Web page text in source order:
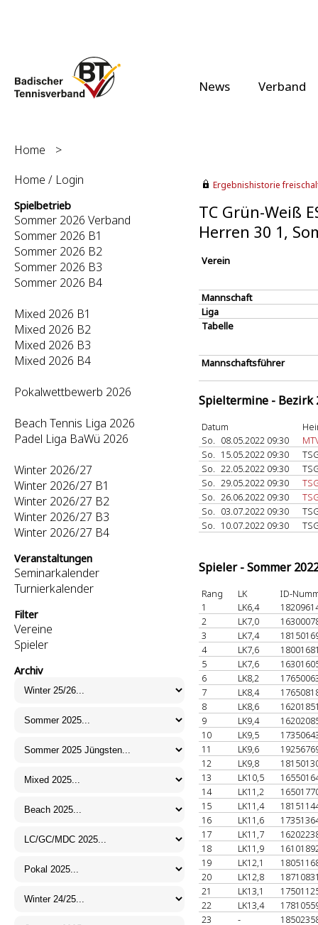
News Verband
Home
>
Home / Login
Spielbetrieb
Sommer 2026 Verband
Sommer 2026 B1
Sommer 2026 B2
Sommer 2026 B3
Sommer 2026 B4
Mixed 2026 B1
Mixed 2026 B2
Mixed 2026 B3
Mixed 2026 B4
Pokalwettbewerb 2026
Beach Tennis Liga 2026
Padel Liga BaWü 2026
Winter 2026/27
Winter 2026/27 B1
Winter 2026/27 B2
Winter 2026/27 B3
Winter 2026/27 B4
Veranstaltungen
Seminarkalender
Turnierkalender
Filter
Vereine
Spieler
Archiv
Ergebnishistorie
TC Grün-Weiß
Herren 30 1,
Verein
Mannschaft
Liga
Tabelle
Mannschaftsführer
Spieltermine - Bezirk
Datum
So. 08.05.2022 09:30
So. 15.05.2022 09:30
So. 22.05.2022 09:30
So. 29.05.2022 09:30
So. 26.06.2022 09:30
So. 03.07.2022 09:30
So. 10.07.2022 09:30
Spieler - Sommer
Rang LK
ID-
1
LK6,4
2
LK7,0
3
LK7,4
4
LK7,6
5
LK7,6
6
LK8,2
7
LK8,4
8
LK8,6
9
LK9,4
10
LK9,5
11
LK9,6
12
LK9,8
13
LK10,5
14
LK11,2
15
LK11,4
16
LK11,6
17
LK11,7
18
LK11,9
19
LK12,1
20
LK12,8
21
LK13,1
22
LK13,4
23
-